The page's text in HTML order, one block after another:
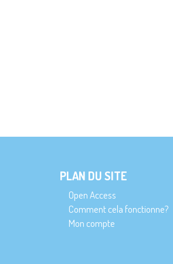
PLAN DU SITE
Open Access
Comment cela fonctionne?
Mon compte